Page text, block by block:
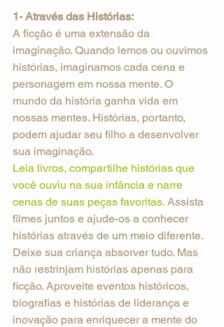
1- Através das Histórias:
A ficção é uma extensão da
imaginação. Quando lemos ou ouvimos
histórias, imaginamos cada cena e
personagem em nossa mente. O
mundo da história ganha vida em
nossas mentes. Histórias, portanto,
podem ajudar seu filho a desenvolver
sua imaginação.
Leia livros, compartilhe histórias que
você ouviu na sua infância e narre
cenas de suas peças favoritas. Assista
filmes juntos e ajude-os a conhecer
histórias através de um meio diferente.
Deixe sua criança absorver tudo. Mas
não restrinjam histórias apenas para
ficção. Aproveite eventos históricos,
biografias e histórias de liderança e
inovação para enriquecer a mente do